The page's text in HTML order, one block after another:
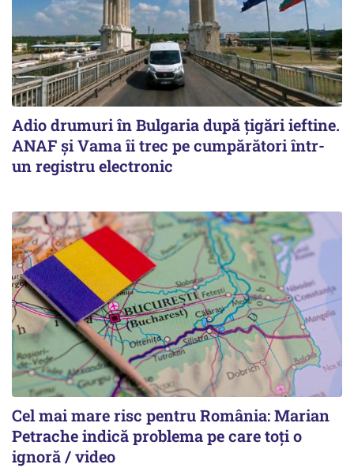
Adio drumuri în Bulgaria după țigări ieftine.
ANAF și Vama îi trec pe cumpărători într-
un registru electronic
Cel mai mare risc pentru România: Marian
Petrache indică problema pe care toți o
ignoră / video